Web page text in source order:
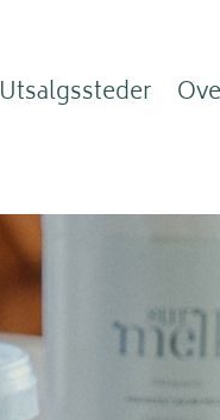
Utsalgssteder